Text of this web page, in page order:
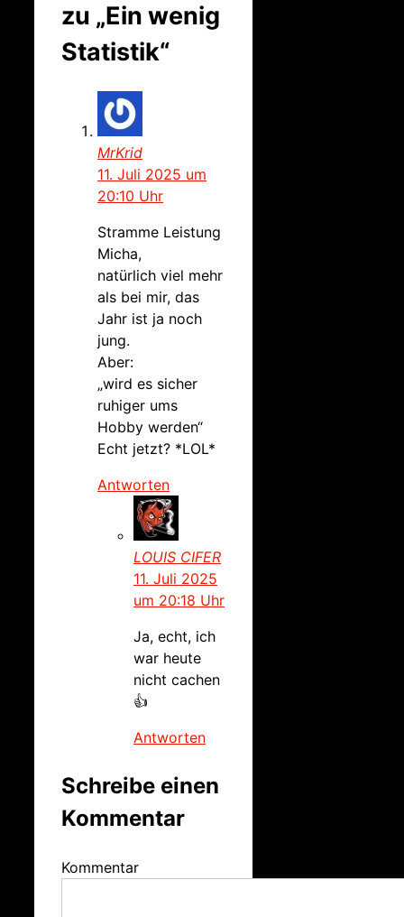
zu „Ein wenig
Statistik“
MrKrid
11. Juli 2025 um
20:10 Uhr
Stramme Leistung
Micha,
natürlich viel mehr
als bei mir, das
Jahr ist ja noch
jung.
Aber:
„wird es sicher
ruhiger ums
Hobby werden“
Echt jetzt? *LOL*
Antworten
LOUIS CIFER
11. Juli 2025
um 20:18 Uhr
Ja, echt, ich
war heute
nicht cachen
👍
Antworten
Schreibe einen
Kommentar
Kommentar